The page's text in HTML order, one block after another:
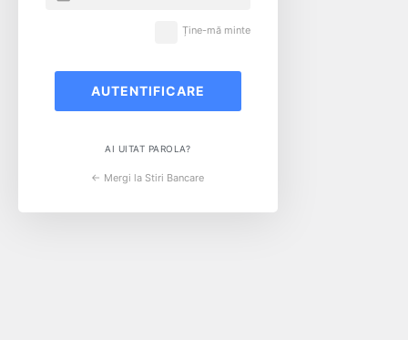
Ține-mă minte
AI UITAT PAROLA?
← Mergi la Stiri Bancare